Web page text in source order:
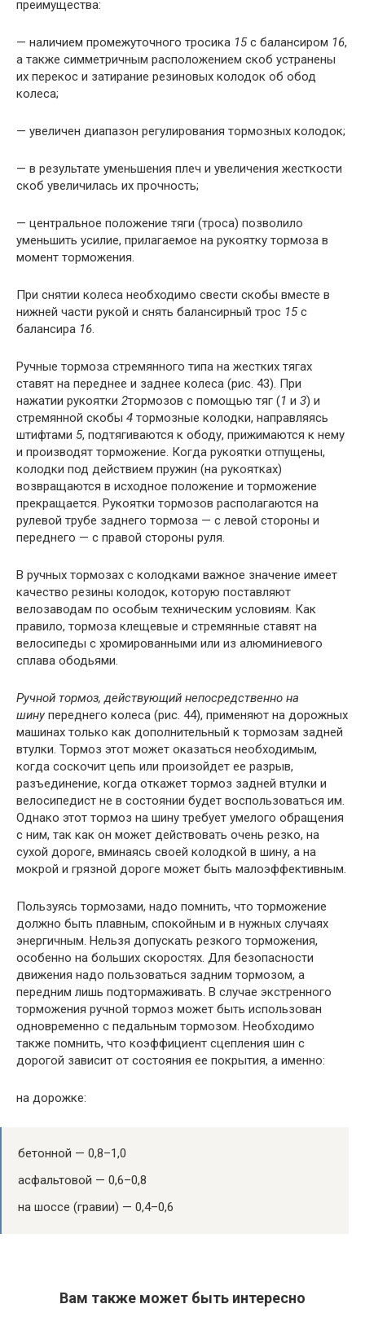
преимущества:
— наличием промежуточного тросика 15с балансиром 16,
а также симметричным расположением скоб устранены
их перекос и затирание резиновых колодок об обод
колеса;
— увеличен диапазон регулирования тормозных колодок;
— в результате уменьшения плеч и увеличения жесткости
скоб увеличилась их прочность;
— центральное положение тяги (троса) позволило
уменьшить усилие, прилагаемое на рукоятку тормоза в
момент торможения.
При снятии колеса необходимо свести скобы вместе в
нижней части рукой и снять балансирный трос 15с
балансира 16.
Ручные тормоза стремянного типа на жестких тягах
ставят на переднее и заднее колеса (рис. 43). При
нажатии рукоятки 2тормозов с помощью тяг (1 и 3) и
стремянной скобы 4 тормозные колодки, направляясь
штифтами 5, подтягиваются к ободу, прижимаются к нему
и производят торможение. Когда рукоятки отпущены,
колодки под действием пружин (на рукоятках)
возвращаются в исходное положение и торможение
прекращается. Рукоятки тормозов располагаются на
рулевой трубе заднего тормоза — с левой стороны и
переднего — с правой стороны руля.
В ручных тормозах с колодками важное значение имеет
качество резины колодок, которую поставляют
велозаводам по особым техническим условиям. Как
правило, тормоза клещевые и стремянные ставят на
велосипеды с хромированными или из алюминиевого
сплава ободьями.
Ручной тормоз, действующий непосредственно на
шинупереднего колеса (рис. 44), применяют на дорожных
машинах только как дополнительный к тормозам задней
втулки. Тормоз этот может оказаться необходимым,
когда соскочит цепь или произойдет ее разрыв,
разъединение, когда откажет тормоз задней втулки и
велосипедист не в состоянии будет воспользоваться им.
Однако этот тормоз на шину требует умелого обращения
с ним, так как он может действовать очень резко, на
сухой дороге, вминаясь своей колодкой в шину, а на
мокрой и грязной дороге может быть малоэффективным.
Пользуясь тормозами, надо помнить, что торможение
должно быть плавным, спокойным и в нужных случаях
энергичным. Нельзя допускать резкого торможения,
особенно на больших скоростях. Для безопасности
движения надо пользоваться задним тормозом, а
передним лишь подтормаживать. В случае экстренного
торможения ручной тормоз может быть использован
одновременно с педальным тормозом. Необходимо
также помнить, что коэффициент сцепления шин с
дорогой зависит от состояния ее покрытия, а именно:
на дорожке:
бетонной — 0,8–1,0
асфальтовой — 0,6–0,8
на шоссе (гравии) — 0,4–0,6
Вам также может быть интересно